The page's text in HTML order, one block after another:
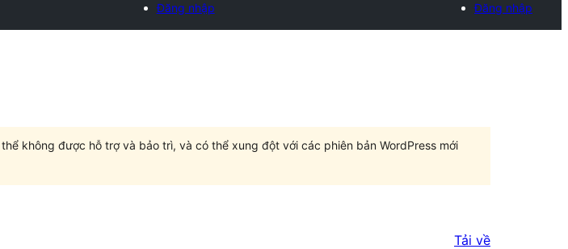
Đăng nhập
Đăng nhập
không được hỗ trợ và bảo trì, và có thể xung đột với các phiên bản WordPress mới
Tải về